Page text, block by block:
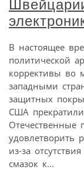
В настоящее
политической
коррективы во
западными
защитных
США
Отечественные
из-за
смазок к...